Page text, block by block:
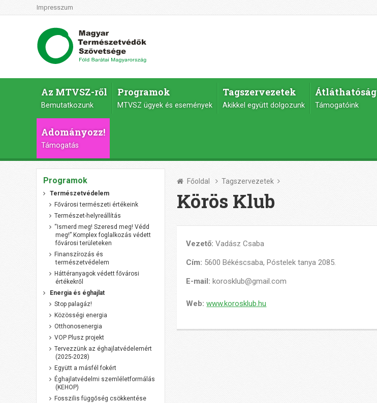
Impresszum
Az MTVSZ-ről
Bemutatkozunk
Programok
MTVSZ ügyek és események
Tagszervezetek
Akikkel együtt dolgozunk
Átláthatóság
Támogatóink
Adományozz!
Támogatás
Főoldal Tagszervezetek
Körös Klub
Vezető:Vadász Csaba
Cím: 5600 Békéscsaba, Póstelek tanya 2085.
E-mail:korosklub@gmail.com
Web: www.korosklub.hu
Programok
Természetvédelem
Fővárosi természeti értékeink
Természet-helyreállítás
“Ismerd meg! Szeresd meg! Védd
meg!” Komplex foglalkozás védett
fővárosi területeken
Finanszírozás és
természetvédelem
Háttéranyagok védett fővárosi
értékekről
Energia és éghajlat
Stop palagáz!
Közösségi energia
Otthonosenergia
VOP Plusz projekt
Tervezzünk az éghajlatvédelemért
(2025-2028)
Együtt a másfél fokért
Éghajlatvédelmi szemléletformálás
(KEHOP)
Fosszilis függőség csökkentése